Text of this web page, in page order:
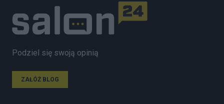
Podziel się swoją opinią
ZAŁÓŻ BLOG